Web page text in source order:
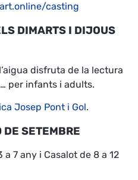
casting
DIMARTS I DIJOUS
disfruta de la lectura
per infants i adults.
Josep Pont i Gol.
SETEMBRE
a 7 any i Casalot de 8 a 12